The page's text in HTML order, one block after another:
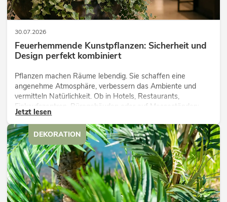
30.07.2026
Feuerhemmende Kunstpflanzen: Sicherheit und
Design perfekt kombiniert
Pflanzen machen Räume lebendig. Sie schaffen eine
angenehme Atmosphäre, verbessern das Ambiente und
vermitteln Natürlichkeit. Ob in Hotels, Restaurants,
Einkaufszentren, Bürogebäuden oder auf Messeständen:
eine hochwertige Begrünung gehört heute längst zum
modernen Raumkonzept.
Jetzt lesen
DEKORATION